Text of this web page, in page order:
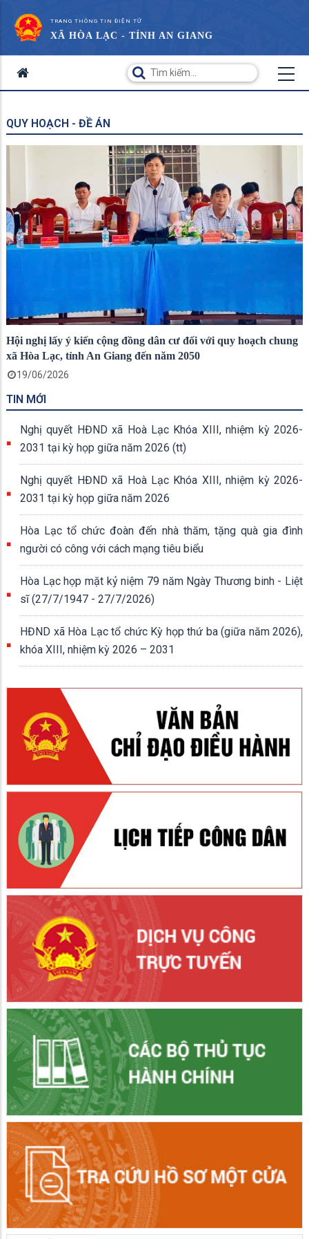
TRANG THÔNG TIN ĐIỆN TỬ
XÃ HÒA LẠC - TỈNH AN GIANG
QUY HOẠCH - ĐỀ ÁN
Hội nghị lấy ý kiến cộng đồng dân cư đối với quy hoạch chung
xã Hòa Lạc, tỉnh An Giang đến năm 2050
19/06/2026
TIN MỚI
Nghị quyết HĐND xã Hoà Lạc Khóa XIII, nhiệm kỳ 2026-
2031 tại kỳ họp giữa năm 2026 (tt)
Nghị quyết HĐND xã Hoà Lạc Khóa XIII, nhiệm kỳ 2026-
2031 tại kỳ họp giữa năm 2026
Hòa Lạc tổ chức đoàn đến nhà thăm, tặng quà gia đình
người có công với cách mạng tiêu biểu
Hòa Lạc họp mặt kỷ niệm 79 năm Ngày Thương binh - Liệt
sĩ (27/7/1947 - 27/7/2026)
HĐND xã Hòa Lạc tổ chức Kỳ họp thứ ba (giữa năm 2026),
khóa XIII, nhiệm kỳ 2026 – 2031